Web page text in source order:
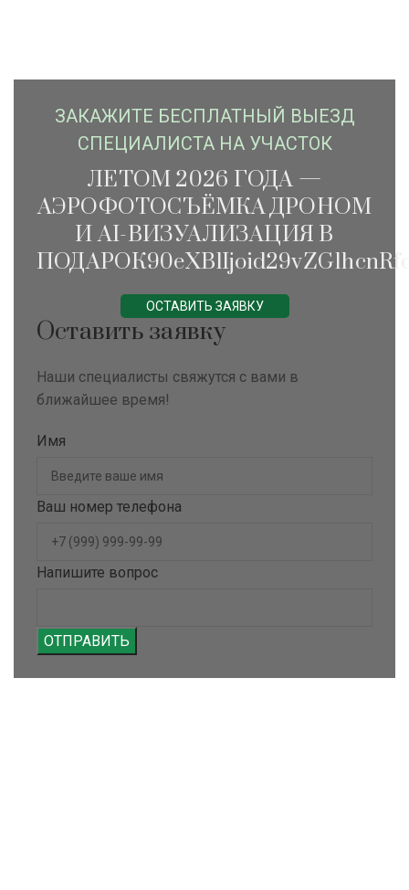
ЗАКАЖИTЕ БЕСПЛАТНЫЙ ВЫЕЗД
СПЕЦИАЛИСТА НА УЧАСТОК
ЛЕТОМ 2026 ГОДА —
АЭРОФОТОСЪЁМКА ДРОНОМ
И AI-ВИЗУАЛИЗАЦИЯ В
ОСТАВИТЬ ЗАЯВКУ
Оставить заявку
Наши специалисты свяжутся с вами в
ближайшее время!
Имя
Ваш номер телефона
Напишите вопрос
ОТПРАВИТЬ